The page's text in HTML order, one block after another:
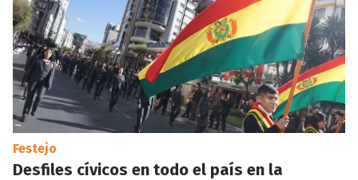
Festejo
Desfiles cívicos en todo el país en la